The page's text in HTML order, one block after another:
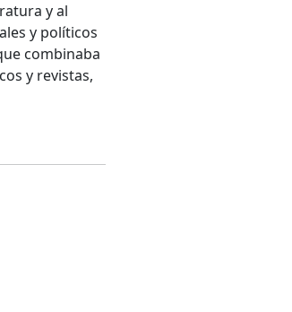
y al
y políticos
combinaba
y revistas,